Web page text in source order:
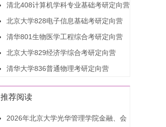
清北408计算机学科专业基础考研定向营
北京大学828电子信息基础考研定向营
清华801生物医学工程综合考研定向营
北京大学829经济学综合考研定向营
清华大学836普通物理考研定向营
推荐阅读
2026年北京大学光华管理学院金融、会